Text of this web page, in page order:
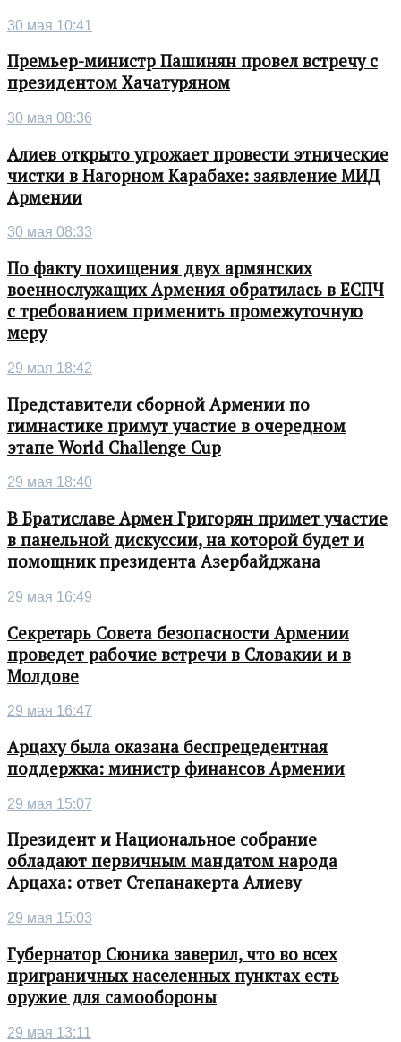
30 мая 10:41
Премьер-министр Пашинян провел встречу с
президентом Хачатуряном
30 мая 08:36
Алиев открыто угрожает провести этнические
чистки в Нагорном Карабахе: заявление МИД
Армении
30 мая 08:33
По факту похищения двух армянских
военнослужащих Армения обратилась в ЕСПЧ
с требованием применить промежуточную
меру
29 мая 18:42
Представители сборной Армении по
гимнастике примут участие в очередном
этапе World Challenge Cup
29 мая 18:40
В Братиславе Армен Григорян примет участие
в панельной дискуссии, на которой будет и
помощник президента Азербайджана
29 мая 16:49
Секретарь Совета безопасности Армении
проведет рабочие встречи в Словакии и в
Молдове
29 мая 16:47
Арцаху была оказана беспрецедентная
поддержка: министр финансов Армении
29 мая 15:07
Президент и Национальное собрание
обладают первичным мандатом народа
Арцаха: ответ Степанакерта Алиеву
29 мая 15:03
Губернатор Сюника заверил, что во всех
приграничных населенных пунктах есть
оружие для самообороны
29 мая 13:11